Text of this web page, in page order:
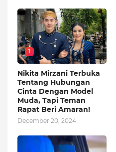
1
Nikita Mirzani Terbuka
Tentang Hubungan
Cinta Dengan Model
Muda, Tapi Teman
Rapat Beri Amaran!
December 20, 2024